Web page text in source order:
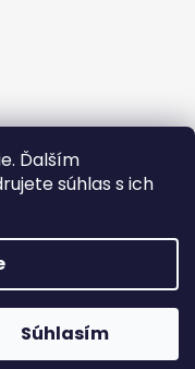
Ďalším
súhlas s ich
Súhlasím
práva vyhradené.